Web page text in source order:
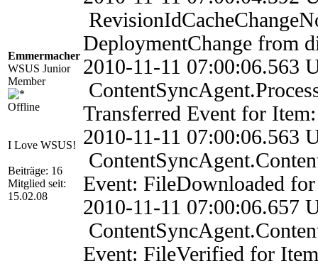
Emmermacher
WSUS Junior
Member
Offline
I Love WSUS!
Beiträge: 16
Mitglied seit:
15.02.08
DeploymentChange from
2010-11-11
Transferred Event for
2010-11-11
Event: FileDownloaded
2010-11-11
Event: FileVerified for